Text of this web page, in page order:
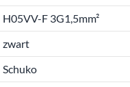
H05VV-F 3G1,5mm²
zwart
Schuko